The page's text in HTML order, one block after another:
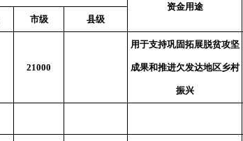
资金用途
市级 县级
21000
用于支持巩固拓展脱贫攻坚
成果和推进欠发达地区乡村
振兴